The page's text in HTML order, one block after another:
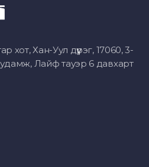
хот, Хан-Уул дүүрэг, 17060, 3-
Лайф тауэр 6 давхарт